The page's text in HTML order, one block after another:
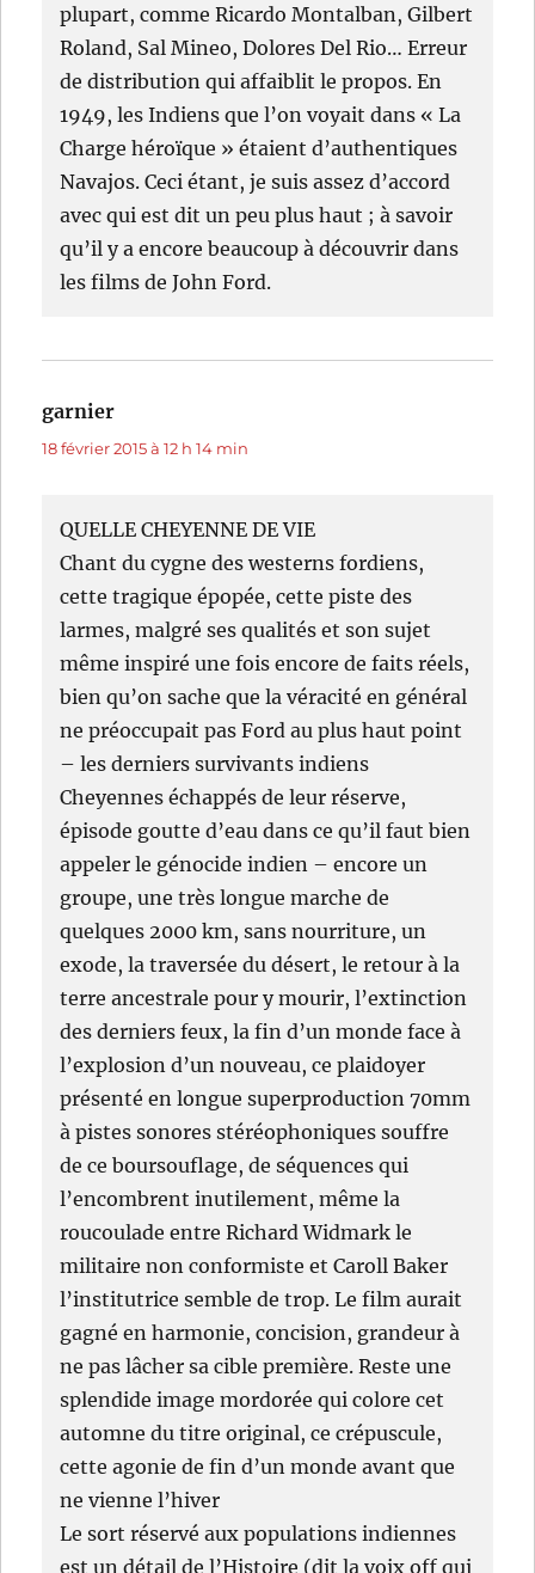
plupart, comme Ricardo Montalban, Gilbert
Roland, Sal Mineo, Dolores Del Rio… Erreur
de distribution qui affaiblit le propos. En
1949, les Indiens que l’on voyait dans « La
Charge héroïque » étaient d’authentiques
Navajos. Ceci étant, je suis assez d’accord
avec qui est dit un peu plus haut ; à savoir
qu’il y a encore beaucoup à découvrir dans
les films de John Ford.
garnier
18 février 2015 à 12 h 14 min
QUELLE CHEYENNE DE VIE
Chant du cygne des westerns fordiens,
cette tragique épopée, cette piste des
larmes, malgré ses qualités et son sujet
même inspiré une fois encore de faits réels,
bien qu’on sache que la véracité en général
ne préoccupait pas Ford au plus haut point
– les derniers survivants indiens
Cheyennes échappés de leur réserve,
épisode goutte d’eau dans ce qu’il faut bien
appeler le génocide indien – encore un
groupe, une très longue marche de
quelques 2000 km, sans nourriture, un
exode, la traversée du désert, le retour à la
terre ancestrale pour y mourir, l’extinction
des derniers feux, la fin d’un monde face à
l’explosion d’un nouveau, ce plaidoyer
présenté en longue superproduction 70mm
à pistes sonores stéréophoniques souffre
de ce boursouflage, de séquences qui
l’encombrent inutilement, même la
roucoulade entre Richard Widmark le
militaire non conformiste et Caroll Baker
l’institutrice semble de trop. Le film aurait
gagné en harmonie, concision, grandeur à
ne pas lâcher sa cible première. Reste une
splendide image mordorée qui colore cet
automne du titre original, ce crépuscule,
cette agonie de fin d’un monde avant que
ne vienne l’hiver
Le sort réservé aux populations indiennes
est un détail de l’Histoire (dit la voix off qui